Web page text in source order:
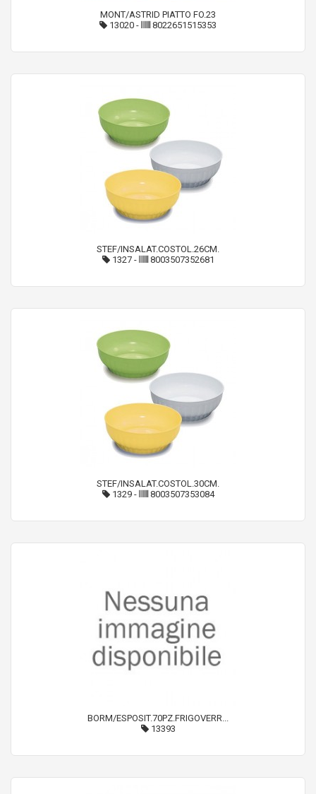
MONT/ASTRID PIATTO FO.23
13020 - 8022651515353
STEF/INSALAT.COSTOL.26CM.
1327- 8003507352681
STEF/INSALAT.COSTOL.30CM.
1329- 8003507353084
BORM/ESPOSIT.70PZ.FRIGOVERR...
13393